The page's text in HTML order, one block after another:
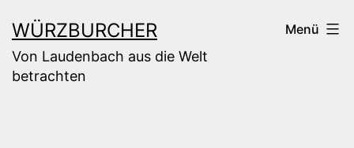
Inhalt
springen
WÜRZBURCHER
Von Laudenbach aus die Welt
betrachten
Menü